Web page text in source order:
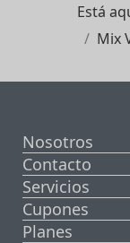
Está
Mix
Nosotros
Contacto
Servicios
Cupones
Planes